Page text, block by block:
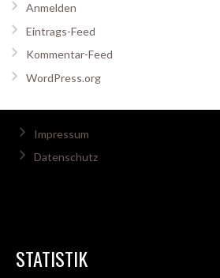
Anmelden
Eintrags-Feed
Kommentar-Feed
WordPress.org
Impressum
Datenschutz
STATISTIK